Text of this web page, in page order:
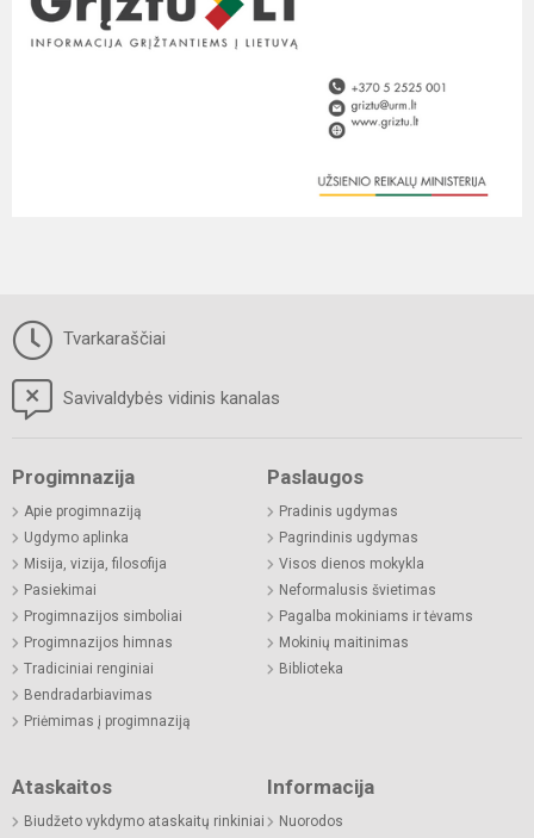
Tvarkaraščiai
Savivaldybės vidinis kanalas
Progimnazija
Apie progimnaziją
Ugdymo aplinka
Misija, vizija, filosofija
Pasiekimai
Progimnazijos simboliai
Progimnazijos himnas
Tradiciniai renginiai
Bendradarbiavimas
Priėmimas į progimnaziją
Paslaugos
Pradinis ugdymas
Pagrindinis ugdymas
Visos dienos mokykla
Neformalusis švietimas
Pagalba mokiniams ir tėvams
Mokinių maitinimas
Biblioteka
Ataskaitos
Biudžeto vykdymo ataskaitų rinkiniai
Informacija
Nuorodos